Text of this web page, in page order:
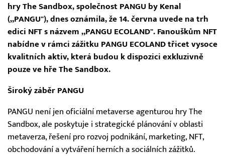
hry The Sandbox, společnost PANGU by Kenal
(„PANGU"), dnes oznámila, že 14. června uvede na trh
edici NFT s názvem „PANGU ECOLAND". Fanouškům NFT
nabídne v rámci zážitku PANGU ECOLAND třicet vysoce
kvalitních aktiv, která budou k dispozici exkluzivně
pouze ve hře The Sandbox.
Široký záběr PANGU
PANGU není jen oficiální metaverse agenturou hry The
Sandbox, ale poskytuje i strategické plánování v oblasti
metaverza, řešení pro rozvoj podnikání, marketing, NFT,
obchodování a vytváření herních a sociálních zážitků.